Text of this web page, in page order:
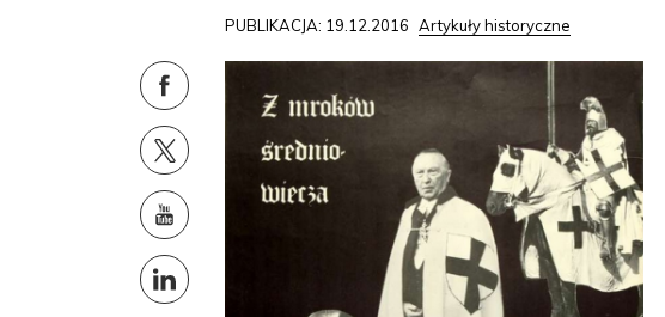
PUBLIKACJA: 19.12.2016 Artykuły historyczne